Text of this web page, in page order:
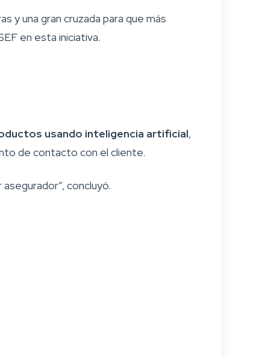
y una gran cruzada para que más
en esta iniciativa.
usando inteligencia artificial,
de contacto con el cliente.
concluyó.